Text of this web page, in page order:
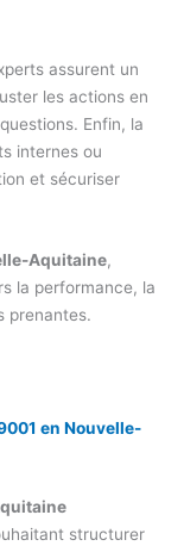
assurent un
les actions en
Enfin, la
internes ou
et sécuriser
Aquitaine,
la performance, la
prenantes.
en Nouvelle-
structurer